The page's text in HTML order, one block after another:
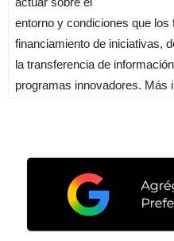
entorno y condiciones que los
financiamiento de iniciativas,
la transferencia de
programas innovadores. Más